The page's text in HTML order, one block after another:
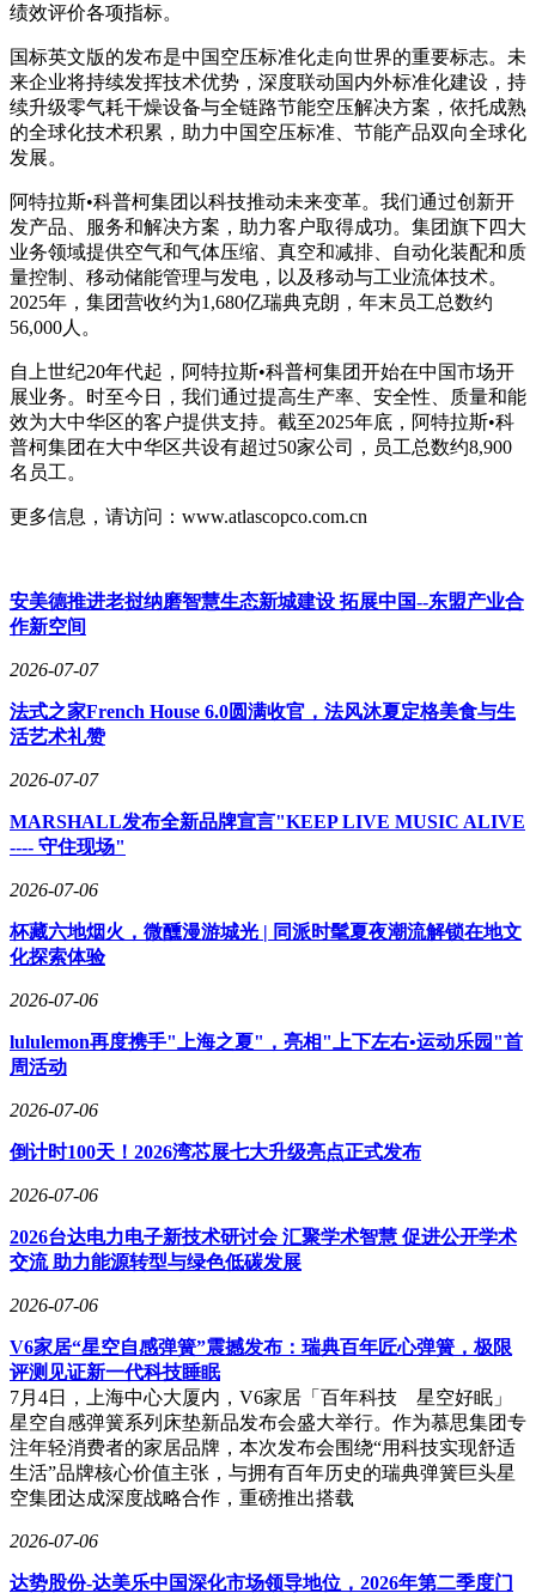
绩效评价各项指标。
国标英文版的发布是中国空压标准化走向世界的重要标志。未
来企业将持续发挥技术优势，深度联动国内外标准化建设，持
续升级零气耗干燥设备与全链路节能空压解决方案，依托成熟
的全球化技术积累，助力中国空压标准、节能产品双向全球化
发展。
阿特拉斯•科普柯集团以科技推动未来变革。我们通过创新开
发产品、服务和解决方案，助力客户取得成功。集团旗下四大
业务领域提供空气和气体压缩、真空和减排、自动化装配和质
量控制、移动储能管理与发电，以及移动与工业流体技术。
2025年，集团营收约为1,680亿瑞典克朗，年末员工总数约
56,000人。
自上世纪20年代起，阿特拉斯•科普柯集团开始在中国市场开
展业务。时至今日，我们通过提高生产率、安全性、质量和能
效为大中华区的客户提供支持。截至2025年底，阿特拉斯•科
普柯集团在大中华区共设有超过50家公司，员工总数约8,900
名员工。
更多信息，请访问：www.atlascopco.com.cn
安美德推进老挝纳磨智慧生态新城建设 拓展中国--东盟产业合
作新空间
2026-07-07
法式之家French House 6.0圆满收官，法风沐夏定格美食与生
活艺术礼赞
2026-07-07
MARSHALL发布全新品牌宣言"KEEP LIVE MUSIC ALIVE
---- 守住现场"
2026-07-06
杯藏六地烟火，微醺漫游城光 | 同派时髦夏夜潮流解锁在地文
化探索体验
2026-07-06
lululemon再度携手"上海之夏"，亮相"上下左右•运动乐园"首
周活动
2026-07-06
倒计时100天！2026湾芯展七大升级亮点正式发布
2026-07-06
2026台达电力电子新技术研讨会 汇聚学术智慧 促进公开学术
交流 助力能源转型与绿色低碳发展
2026-07-06
V6家居“星空自感弹簧”震撼发布：瑞典百年匠心弹簧，极限
评测见证新一代科技睡眠
7月4日，上海中心大厦内，V6家居「百年科技 星空好眠」
星空自感弹簧系列床垫新品发布会盛大举行。作为慕思集团专
注年轻消费者的家居品牌，本次发布会围绕“用科技实现舒适
生活”品牌核心价值主张，与拥有百年历史的瑞典弹簧巨头星
空集团达成深度战略合作，重磅推出搭载
2026-07-06
达势股份-达美乐中国深化市场领导地位，2026年第二季度门